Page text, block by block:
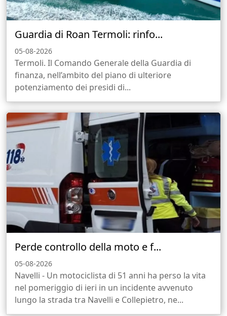
Guardia di Roan Termoli: rinfo...
05-08-2026
Termoli. Il Comando Generale della Guardia di
finanza, nell’ambito del piano di ulteriore
potenziamento dei presidi di...
Perde controllo della moto e f...
05-08-2026
Navelli - Un motociclista di 51 anni ha perso la vita
nel pomeriggio di ieri in un incidente avvenuto
lungo la strada tra Navelli e Collepietro, ne...